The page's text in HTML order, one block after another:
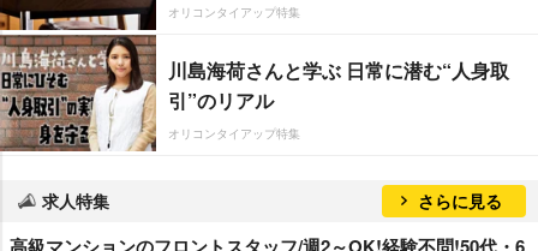
オリコンタイアップ特集
川島海荷さんと学ぶ 日常に潜む“人身取
引”のリアル
オリコンタイアップ特集
求人特集 さらに見る